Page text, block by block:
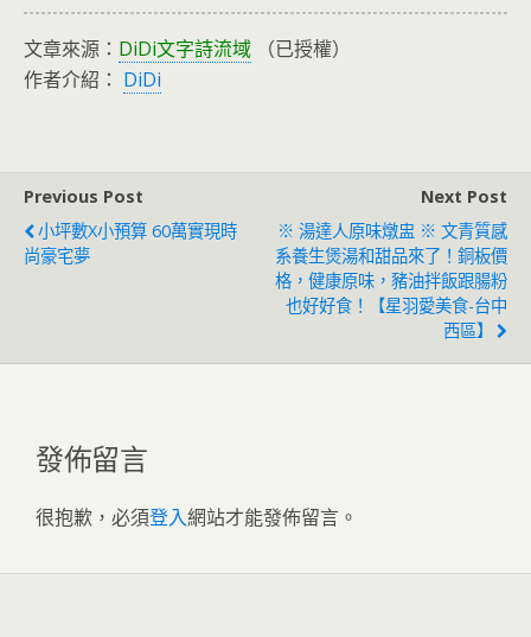
文章來源： DiDi文字詩流域 （已授權）
作者介紹： DiDi
Previous Post
小坪數x小預算 60萬實現時
尚豪宅夢
Next Post
※ 湯達人原味燉盅 ※ 文青質感
系養生煲湯和甜品來了！銅板價
格，健康原味，豬油拌飯跟腸粉
也好好食！【星羽愛美食-台中
西區】
發佈留言
很抱歉，必須登入網站才能發佈留言。